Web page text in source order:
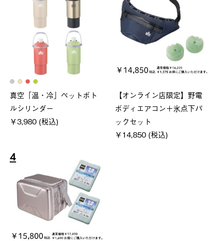
真空「温・冷」ペットボト
ルシリンダー
￥3,980 (税込)
【オンライン店限定】野電
ボディエアコン＋氷点下パ
ックセット
￥14,850 (税込)
4